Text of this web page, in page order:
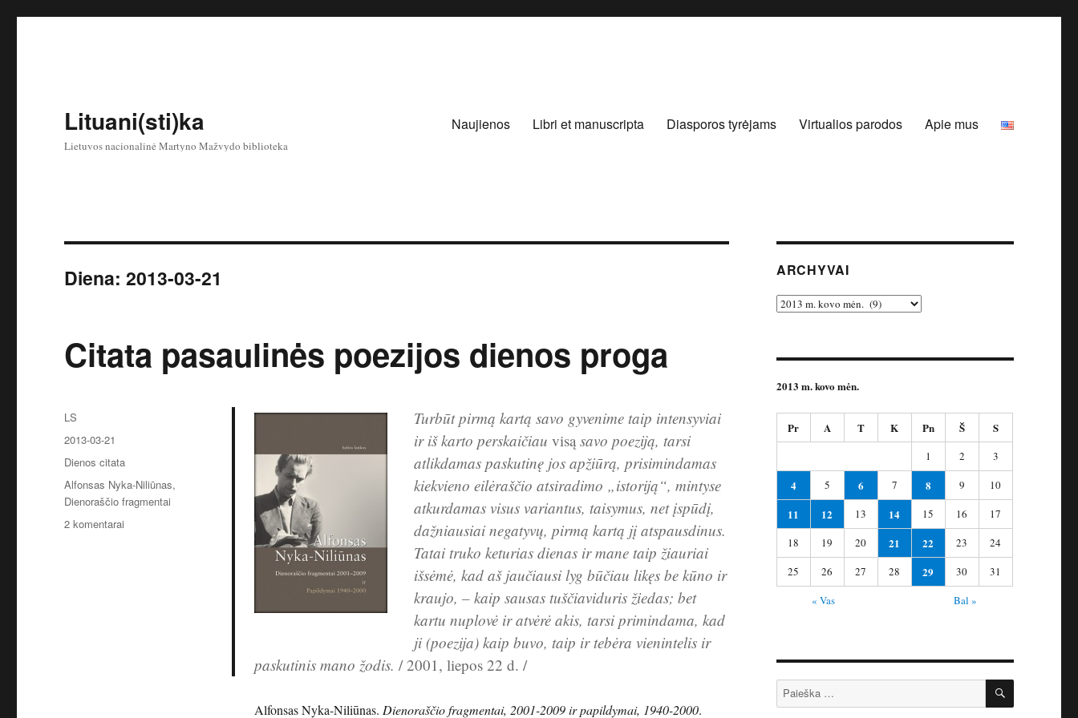
Lituani(sti)ka
Lietuvos nacionalinė Martyno Mažvydo biblioteka
Naujienos Libri et manuscripta Diasporos tyrėjams Virtualios parodos Apie mus
Diena:2013-03-21
Citata pasaulinės poezijos dienos proga
Turbūt pirmą kartą savo gyvenime taip intensyviai
ir iš karto perskaičiauvisą savo poeziją, tarsi
atlikdamas paskutinę jos apžiūrą, prisimindamas
kiekvieno eilėraščio atsiradimo „istoriją“, mintyse
atkurdamas visus variantus, taisymus, net įspūdį,
dažniausiai negatyvų, pirmą kartą jį atspausdinus.
Tatai truko keturias dienas ir mane taip žiauriai
išsėmė, kad aš jaučiausi lyg būčiau likęs be kūno ir
kraujo, – kaip sausas tuščiaviduris žiedas; bet
kartu nuplovė ir atvėrė akis, tarsi primindama, kad
ji (poezija) kaip buvo, taip ir tebėra vienintelis ir
paskutinis mano žodis. / 2001, liepos 22 d. /
Alfonsas Nyka-Niliūnas. Dienoraščio fragmentai, 2001-2009 ir papildymai, 1940-2000.
Autorius
LS
Paskelbta
2013-03-21
Kategorijos
Dienos citata
Žymos
Alfonsas Nyka-Niliūnas,
Dienoraščio fragmentai
2 komentarai
ARCHYVAI
Archyvai
2013 m. kovo mėn.
Pr A T K Pn Š S
1 2 3
4 5 6 7 8 9 10
11 12 13 14 15 16
17
18
19 20 21 22 23
24
25
26 27 28 29 30
31
« Vas
Bal »
Ieškoti: IEŠKOTI